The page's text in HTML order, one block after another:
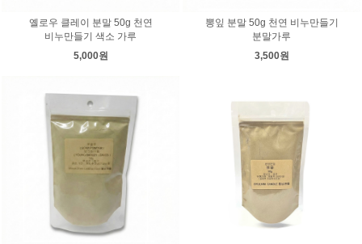
옐로우 클레이 분말 50g 천연
비누만들기 색소 가루
5,000원
뽕잎 분말 50g 천연 비누만들기
분말가루
3,500원